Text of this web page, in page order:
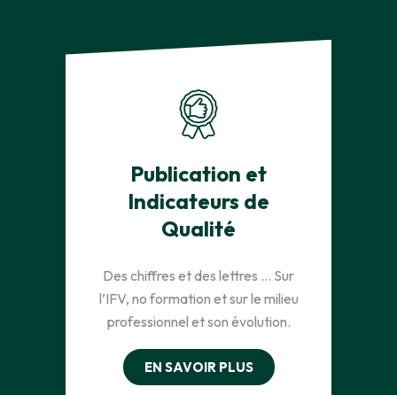
Publication et
Indicateurs de
Qualité
Des chiffres et des lettres … Sur
l’IFV, no formation et sur le milieu
professionnel et son évolution.
EN SAVOIR PLUS